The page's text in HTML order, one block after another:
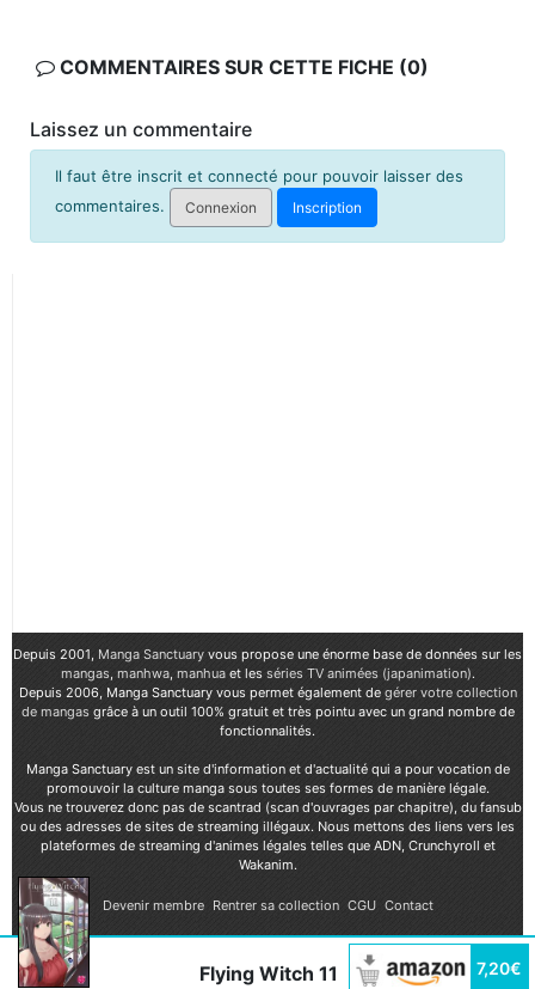
Flying Witch 11 7,20€
COMMENTAIRES SUR CETTE FICHE (0)
Laissez un commentaire
Il faut être inscrit et connecté pour pouvoir laisser des
commentaires.
Connexion Inscription
Depuis 2001, Manga Sanctuary vous propose une énorme base de données sur les
mangas, manhwa, manhuaet les séries TV animées (japanimation).
Depuis 2006, Manga Sanctuary vous permet également de gérer votre collection
de mangasgrâce à un outil 100% gratuit et très pointu avec un grand nombre de
fonctionnalités.
Manga Sanctuary est un site d'information et d'actualité qui a pour vocation de
promouvoir la culture manga sous toutes ses formes de manière légale.
Vous ne trouverez donc pas de scantrad (scan d'ouvrages par chapitre), du fansub
ou des adresses de sites de streaming illégaux. Nous mettons des liens vers les
plateformes de streaming d'animes légales telles que ADN, Crunchyroll et
Wakanim.
Devenir membre Rentrer sa collection CGU Contact